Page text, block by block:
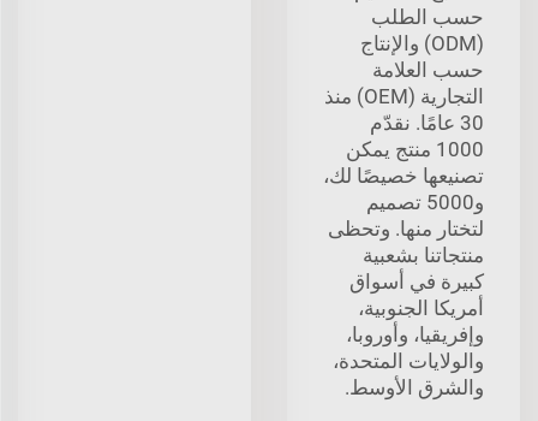
حسب الطلب
(ODM) والإنتاج
حسب العلامة
التجارية (OEM) منذ
30 عامًا. نقدّم
1000 منتج يمكن
تصنيعها خصيصًا لك،
و5000 تصميم
لتختار منها. وتحظى
منتجاتنا بشعبية
كبيرة في أسواق
أمريكا الجنوبية،
وإفريقيا، وأوروبا،
والولايات المتحدة،
والشرق الأوسط.